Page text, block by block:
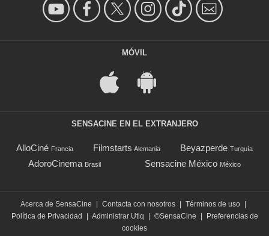
MÓVIL
SENSACINE EN EL EXTRANJERO
AlloCiné Francia Filmstarts Alemania Beyazperde Turquía
AdoroCinema Brasil Sensacine México México
Acerca de SensaCine Contacta con nosotros Términos de uso
Política de Privacidad
Administrar Utiq ©SensaCine
Preferencias de
cookies